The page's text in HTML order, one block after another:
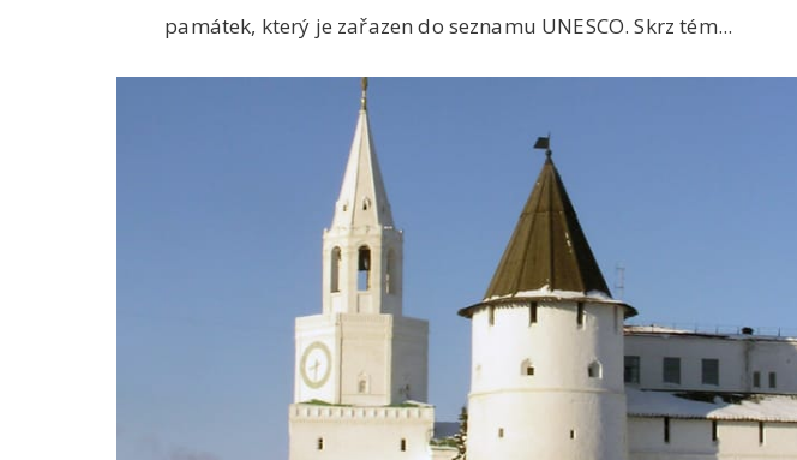
památek, který je zařazen do seznamu UNESCO. Skrz tém...